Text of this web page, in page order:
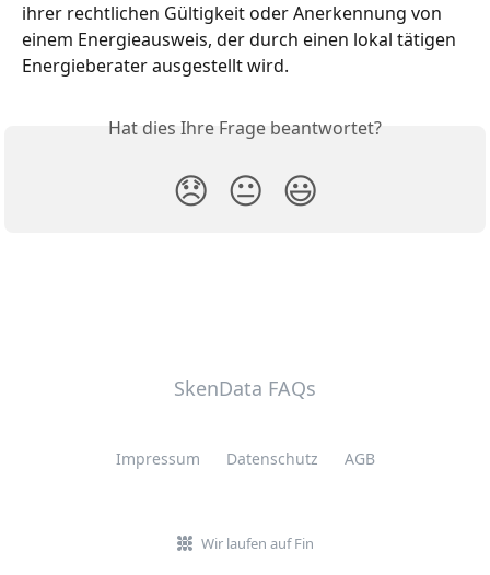
ihrer rechtlichen Gültigkeit oder Anerkennung von
einem Energieausweis, der durch einen lokal tätigen
Energieberater ausgestellt wird.
Hat dies Ihre Frage beantwortet?
😞 😐 😃
SkenData FAQs
Impressum Datenschutz AGB
Wir laufen auf Fin